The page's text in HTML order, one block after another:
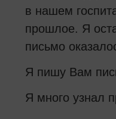
в нашем
прошлое. Я
письмо
Я пишу Вам
Я много узнал